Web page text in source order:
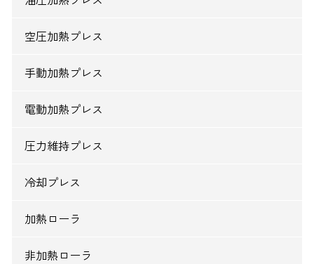
空圧加熱プレス
手動加熱プレス
電動加熱プレス
圧力維持プレス
冷却プレス
加熱ローラ
非加熱ローラ